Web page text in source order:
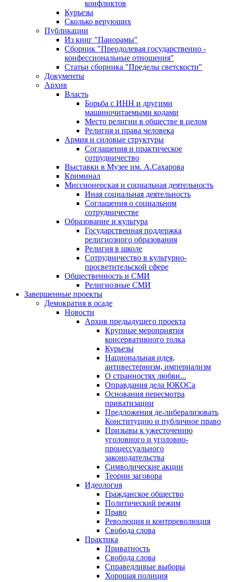
конфликтов
Курьезы
Сколько верующих
Публикации
Из книг "Панорамы"
Сборник "Преодолевая государственно -
конфессиональные отношения"
Статьи сборника "Пределы светскости"
Документы
Архив
Власть
Борьба с ИНН и другими
машиночитаемыми кодами
Место религии в обществе в целом
Религия и права человека
Армия и силовые структуры
Соглашения и практическое
сотрудничество
Выставки в Музее им. А.Сахарова
Криминал
Миссионерская и социальная деятельность
Иная социальная деятельность
Соглашения о социальном
сотрудничестве
Образование и культура
Государственная поддержка
религиозного образования
Религия в школе
Сотрудничество в культурно-
просветительской сфере
Общественность и СМИ
Религиозные СМИ
Завершенные проекты
Демократия в осаде
Новости
Архив предыдущего проекта
Крупные мероприятия
консервативного толка
Курьезы
Национальная идея,
антивестернизм, империализм
О странностях любви...
Оправдания дела ЮКОСа
Основания пересмотра
приватизации
Предложения де-либерализовать
Конституцию и публичное право
Призывы к ужесточению
уголовного и уголовно-
процессуального
законодательства
Символические акции
Теории заговора
Идеология
Гражданское общество
Политический режим
Право
Революция и контрреволюция
Свобода слова
Практика
Приватность
Свобода слова
Справедливые выборы
Хорошая полиция